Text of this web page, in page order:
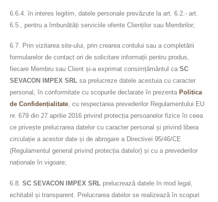
6.6.4. în interes legitim, datele personale prevăzute la art. 6.2.- art.
6.5., pentru a îmbunătăți serviciile oferite Clienților sau Membrilor;
6.7. Prin vizitarea site-ului, prin crearea contului sau a completării
formularelor de contact ori de solicitare informații pentru produs,
fiecare Membru sau Client și-a exprimat consimțământul ca SC
SEVACON IMPEX SRL sa prelucreze datele acestuia cu caracter
personal, în conformitate cu scopurile declarate în prezenta Politica
de Confidențialitate, cu respectarea prevederilor Regulamentului EU
nr. 679 din 27 aprilie 2016 privind protecția persoanelor fizice în ceea
ce privește prelucrarea datelor cu caracter personal și privind libera
circulație a acestor date și de abrogare a Directivei 95/46/CE
(Regulamentul general privind protecția datelor) și cu a prevederilor
naționale în vigoare;
6.8. SC SEVACON IMPEX SRL prelucrează datele în mod legal,
echitabil și transparent. Prelucrarea datelor se realizează în scopuri